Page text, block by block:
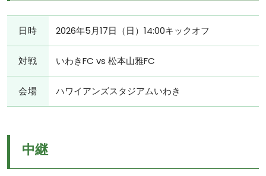
日時 2026年5月17日（日）14:00キックオフ
対戦 いわきFC vs 松本山雅FC
会場 ハワイアンズスタジアムいわき
中継